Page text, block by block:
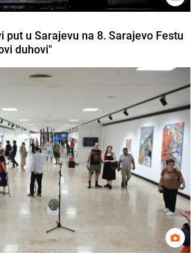
put u Sarajevu na 8. Sarajevo Festu
duhovi"